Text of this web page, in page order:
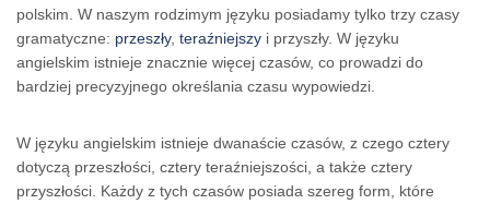
polskim. W naszym rodzimym języku posiadamy tylko trzy czasy
gramatyczne: przeszły, teraźniejszy i przyszły. W języku
angielskim istnieje znacznie więcej czasów, co prowadzi do
bardziej precyzyjnego określania czasu wypowiedzi.
W języku angielskim istnieje dwanaście czasów, z czego cztery
dotyczą przeszłości, cztery teraźniejszości, a także cztery
przyszłości. Każdy z tych czasów posiada szereg form, które